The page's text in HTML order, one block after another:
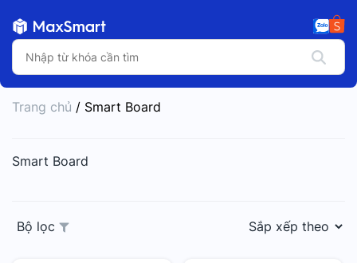
Trang chủ / Smart Board
Smart Board
Bộ lọc